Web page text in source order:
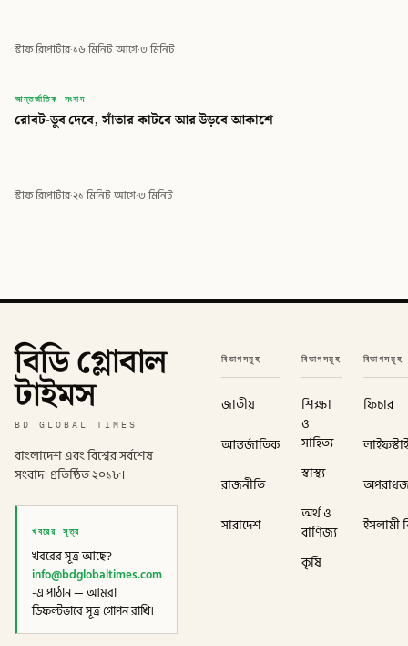
স্টাফ রিপোর্টার·১৬ মিনিট আগে·৩ মিনিট
বিডি
বিডি গ্লোবাল টাইমস
আন্তর্জাতিক সংবাদ
রোবট-ডুব দেবে, সাঁতার কাটবে আর উড়বে আকাশে
স্টাফ রিপোর্টার·২১ মিনিট আগে·৩ মিনিট
বিডি গ্লোবাল
টাইমস
BD GLOBAL TIMES
বাংলাদেশ এবং বিশ্বের সর্বশেষ
সংবাদ। প্রতিষ্ঠিত ২০১৮।
খবরের সূত্র
খবরের সূত্র আছে?
info@bdglobaltimes.com
-এ পাঠান — আমরা
ডিফল্টভাবে সূত্র গোপন রাখি।
বিভাগসমূহ
জাতীয়
আন্তর্জাতিক
রাজনীতি
সারাদেশ
বিভাগসমূহ
শিক্ষা
ও
সাহিত্য
স্বাস্থ্য
অর্থ ও
বাণিজ্য
কৃষি
বিভাগসমূহ
ফিচার
ইসলামী